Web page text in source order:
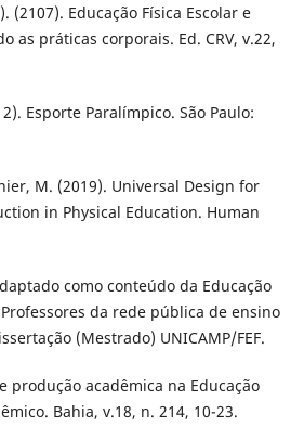
(2107). Educação Física Escolar e
as práticas corporais. Ed. CRV, v.22,
Esporte Paralímpico. São Paulo:
M. (2019). Universal Design for
in Physical Education. Human
como conteúdo da Educação
da rede pública de ensino
(Mestrado) UNICAMP/FEF.
produção acadêmica na Educação
Bahia, v.18, n. 214, 10-23.